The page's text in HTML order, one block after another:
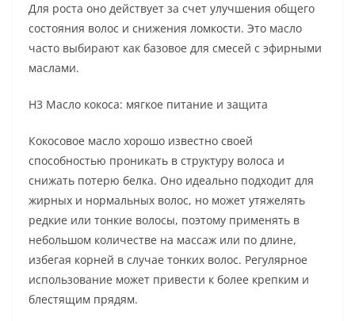
Для роста оно действует за счет улучшения общего
состояния волос и снижения ломкости. Это масло
часто выбирают как базовое для смесей с эфирными
маслами.
H3 Масло кокоса: мягкое питание и защита
Кокосовое масло хорошо известно своей
способностью проникать в структуру волоса и
снижать потерю белка. Оно идеально подходит для
жирных и нормальных волос, но может утяжелять
редкие или тонкие волосы, поэтому применять в
небольшом количестве на массаж или по длине,
избегая корней в случае тонких волос. Регулярное
использование может привести к более крепким и
блестящим прядям.